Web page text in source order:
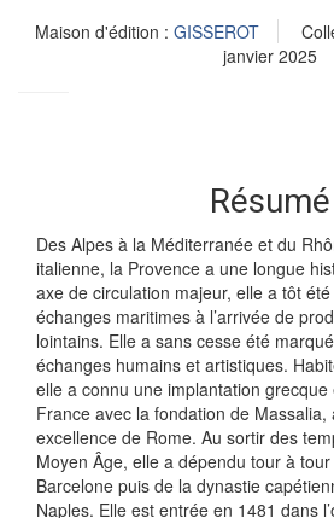
Maison d'édition : GISSEROT
janvier 2025
Résumé
Des Alpes à la Méditerranée et du
italienne, la Provence a une longue
axe de circulation majeur, elle a tôt
échanges maritimes à l’arrivée de
lointains. Elle a sans cesse été
échanges humains et artistiques.
elle a connu une implantation grecque
France avec la fondation de
excellence de Rome. Au sortir des
Moyen Âge, elle a dépendu tour à
Barcelone puis de la dynastie
Naples. Elle est entrée en 1481 dans